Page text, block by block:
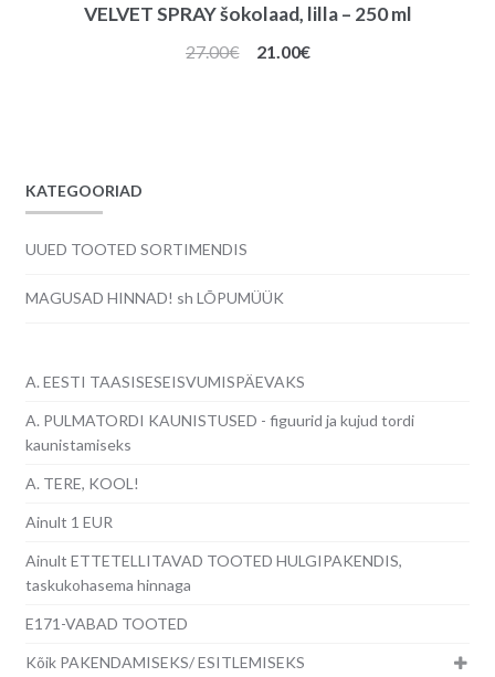
VELVET SPRAY šokolaad, lilla – 250 ml
27.00€
Algne
21.00€Praegune
KATEGOORIAD
UUED TOOTED SORTIMENDIS
MAGUSAD HINNAD! sh LÕPUMÜÜK
A. EESTI TAASISESEISVUMISPÄEVAKS
A. PULMATORDI KAUNISTUSED - figuurid ja kujud tordi
kaunistamiseks
A. TERE, KOOL!
Ainult 1 EUR
Ainult ETTETELLITAVAD TOOTED HULGIPAKENDIS,
taskukohasema hinnaga
E171-VABAD TOOTED
Kõik PAKENDAMISEKS/ ESITLEMISEKS